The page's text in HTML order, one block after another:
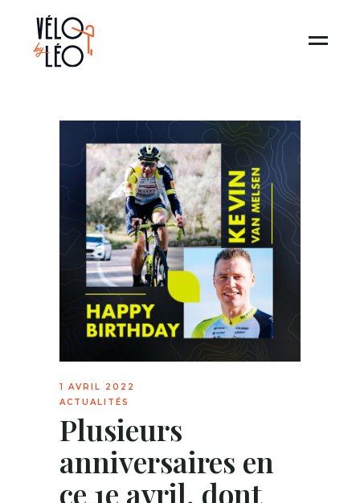
1 AVRIL 2022
ACTUALITÉS
Plusieurs
anniversaires en
ce 1e avril, dont